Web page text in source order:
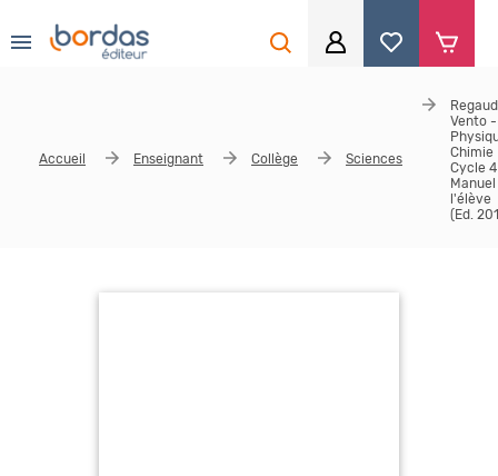
Identifiant
Accueil Enseignant Collège Sciences
Vento -
Chimie
Cycle
l'élève
(Ed.